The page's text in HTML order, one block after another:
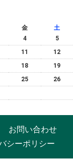
金
土
4
5
11
12
18
19
25
26
お問い合わせ
シーポリシー